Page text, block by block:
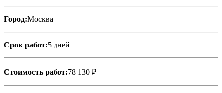
Город:Москва
Срок работ:5 дней
Стоимость работ:78 130 ₽